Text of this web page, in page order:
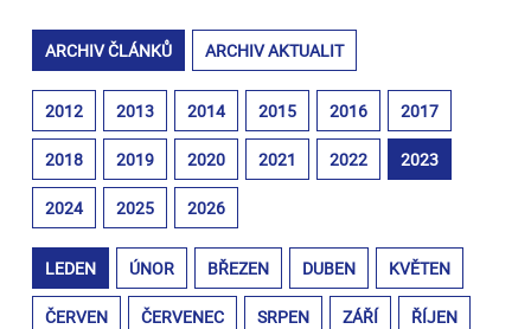
ARCHIV ČLÁNKŮ ARCHIV AKTUALIT
2012 2013 2014 2015 2016 2017
2018 2019 2020 2021 2022 2023
2024 2025 2026
LEDEN ÚNOR BŘEZEN DUBEN KVĚTEN
ČERVEN ČERVENEC SRPEN ZÁŘÍ ŘÍJEN